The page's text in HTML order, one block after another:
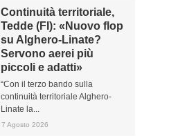
Continuità territoriale,
Tedde (FI): «Nuovo flop
su Alghero-Linate?
Servono aerei più
piccoli e adatti»
“Con il terzo bando sulla
continuità territoriale Alghero-
Linate la...
7 Agosto 2026